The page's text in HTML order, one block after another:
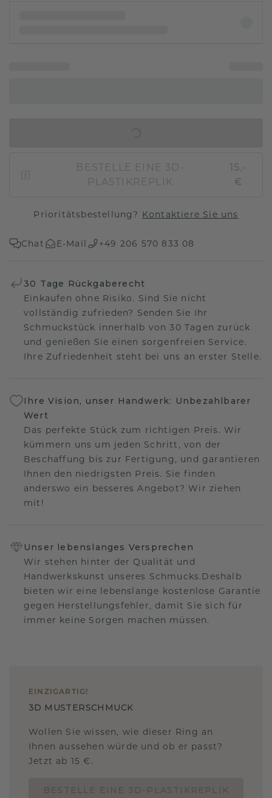
BESTELLE EINE 3D-
PLASTIKREPLIK
15,-
€
Prioritätsbestellung? Kontaktiere Sie uns
Chat E-Mail +49 206 570 833 08
30 Tage Rückgaberecht
Einkaufen ohne Risiko. Sind Sie nicht
vollständig zufrieden? Senden Sie Ihr
Schmuckstück innerhalb von 30 Tagen zurück
und genießen Sie einen sorgenfreien Service.
Ihre Zufriedenheit steht bei uns an erster Stelle.
Ihre Vision, unser Handwerk: Unbezahlbarer
Wert
Das perfekte Stück zum richtigen Preis. Wir
kümmern uns um jeden Schritt, von der
Beschaffung bis zur Fertigung, und garantieren
Ihnen den niedrigsten Preis. Sie finden
anderswo ein besseres Angebot? Wir ziehen
mit!
Unser lebenslanges Versprechen
Wir stehen hinter der Qualität und
Handwerkskunst unseres Schmucks.Deshalb
bieten wir eine lebenslange kostenlose Garantie
gegen Herstellungsfehler, damit Sie sich für
immer keine Sorgen machen müssen.
EINZIGARTIG !
3D MUSTERSCHMUCK
Wollen Sie wissen, wie dieser Ring an
Ihnen aussehen würde und ob er passt?
Jetzt ab 15 €.